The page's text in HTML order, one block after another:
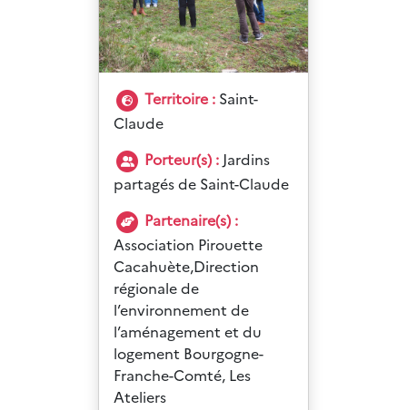
Territoire : Saint-
Claude
Porteur(s) : Jardins
partagés de Saint-Claude
Partenaire(s) :
Association Pirouette
Cacahuète,Direction
régionale de
l’environnement de
l’aménagement et du
logement Bourgogne-
Franche-Comté, Les
Ateliers